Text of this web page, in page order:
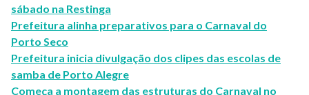
sábado na Restinga
Prefeitura alinha preparativos para o Carnaval do
Porto Seco
Prefeitura inicia divulgação dos clipes das escolas de
samba de Porto Alegre
Começa a montagem das estruturas do Carnaval no